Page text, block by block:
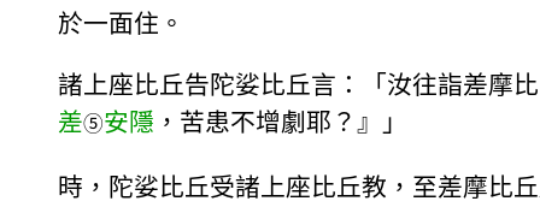
於一面住。
諸上座比丘告陀娑比丘言：「汝往詣差摩
差⑤安隱 ，苦患不增劇耶？』」
時，陀娑比丘受諸上座比丘教，至差摩比